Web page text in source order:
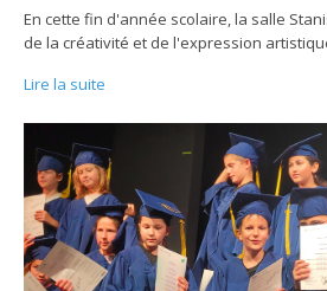
En cette fin d'année scolaire, la salle
de la créativité et de l'expression
Lire la suite